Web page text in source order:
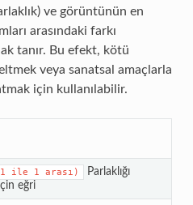
ve görüntünün en
arasındaki farkı
tanır. Bu efekt, kötü
veya sanatsal amaçlarla
için kullanılabilir.
ile 1 arası)
Parlaklığı
eğri